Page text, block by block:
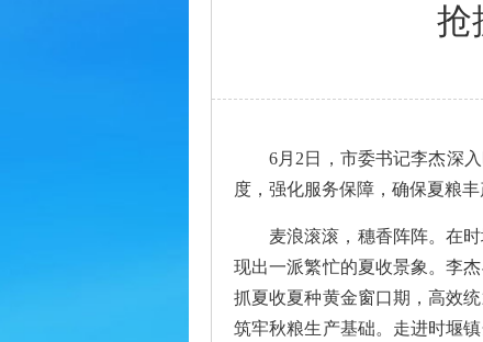
抢
6月2日，市委书记李杰深
度，强化服务保障，确保夏粮
麦浪滚滚，穗香阵阵。在
现出一派繁忙的夏收景象。李
抓夏收夏种黄金窗口期，高效
筑牢秋粮生产基础。走进时堰